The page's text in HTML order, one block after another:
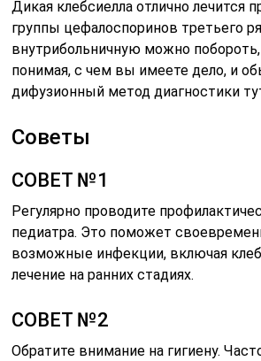
Дикая клебсиелла отлично лечится
группы цефалоспоринов третьего
внутрибольничную можно
понимая, с чем вы имеете дело, и
дифузионный метод диагностики
Советы
СОВЕТ №1
Регулярно проводите
педиатра. Это поможет
возможные инфекции, включая
лечение на ранних стадиях.
СОВЕТ №2
Обратите внимание на гигиену.